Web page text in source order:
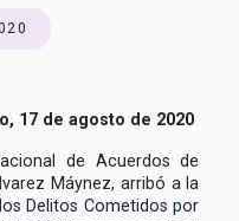
17 de agosto de 2020
de Acuerdos de
Máynez, arribó a la
Delitos Cometidos por